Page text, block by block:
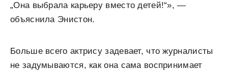
„Она выбрала карьеру вместо детей!“», —
объяснила Энистон.
Больше всего актрису задевает, что журналисты
не задумываются, как она сама воспринимает